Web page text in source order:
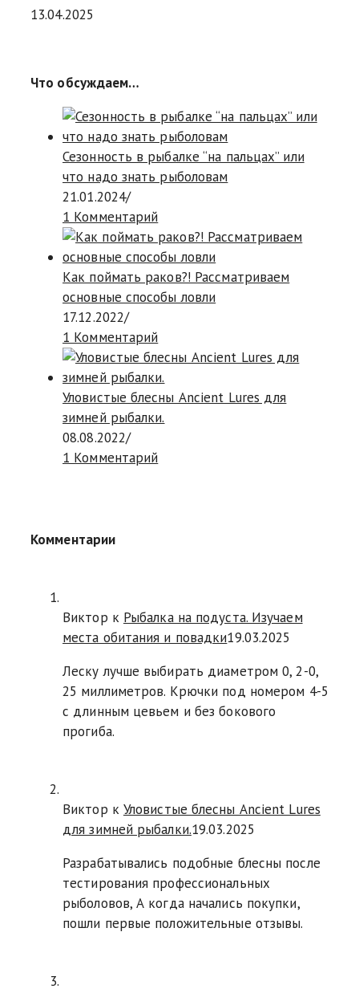
13.04.2025
Что обсуждаем…
Сезонность в рыбалке “на пальцах” или
что надо знать рыболовам
21.01.2024/
1 Комментарий
Как поймать раков?! Рассматриваем
основные способы ловли
17.12.2022/
1 Комментарий
Уловистые блесны Ancient Lures для
зимней рыбалки.
08.08.2022/
1 Комментарий
Комментарии
Виктор к Рыбалка на подуста. Изучаем
места обитания и повадки19.03.2025
Леску лучше выбирать диаметром 0, 2-0,
25 миллиметров. Крючки под номером 4-5
с длинным цевьем и без бокового
прогиба.
Виктор к Уловистые блесны Ancient Lures
для зимней рыбалки.19.03.2025
Разрабатывались подобные блесны после
тестирования профессиональных
рыболовов, А когда начались покупки,
пошли первые положительные отзывы.